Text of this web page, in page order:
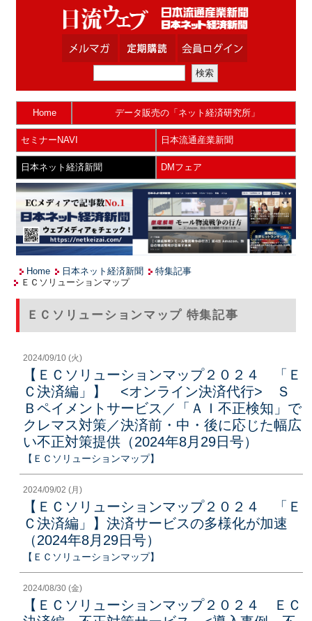
Home データ販売の「ネット経済研究所」
セミナーNAVI 日本流通産業新聞
日本ネット経済新聞 DMフェア
Home 日本ネット経済新聞
特集記事
ＥＣソリューションマップ
ＥＣソリューションマップ 特集記事
2024/09/10 (火)
【ＥＣソリューションマップ２０２４ 「Ｅ
Ｃ決済編」】 <オンライン決済代行> Ｓ
Ｂペイメントサービス／「ＡＩ不正検知」で
クレマス対策／決済前・中・後に応じた幅広
い不正対策提供（2024年8月29日号）
【ＥＣソリューションマップ】
2024/09/02 (月)
【ＥＣソリューションマップ２０２４ 「Ｅ
Ｃ決済編」】決済サービスの多様化が加速
（2024年8月29日号）
【ＥＣソリューションマップ】
2024/08/30 (金)
【ＥＣソリューションマップ２０２４ ＥＣ